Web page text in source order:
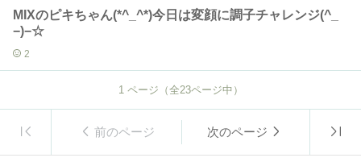
MIXのピキちゃん(*^_^*)今日は変顔に調子チャレンジ(^_
−)−☆
2
1ページ（全23ページ中）
前のページ 次のページ